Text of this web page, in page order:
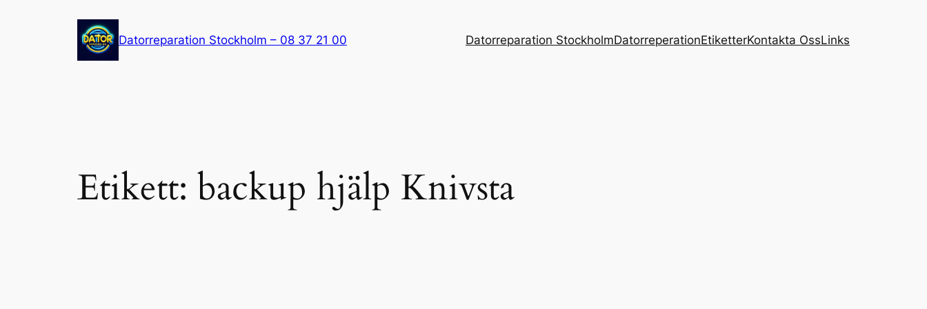
Datorreparation Stockholm – 08 37 21 00 Datorreparation StockholmDatorreperationEtiketterKontakta OssLinks
Etikett: backup hjälp Knivsta